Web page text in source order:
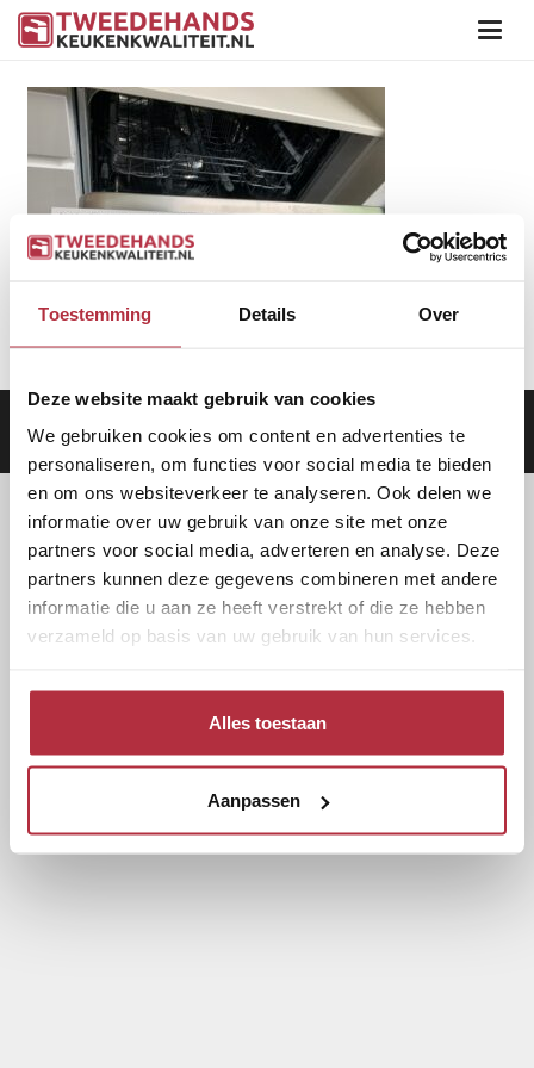
Toestemming Details Over
Deze website maakt gebruik van cookies
We gebruiken cookies om content en advertenties te
personaliseren, om functies voor social media te bieden
en om ons websiteverkeer te analyseren. Ook delen we
informatie over uw gebruik van onze site met onze
partners voor social media, adverteren en analyse. Deze
partners kunnen deze gegevens combineren met andere
informatie die u aan ze heeft verstrekt of die ze hebben
verzameld op basis van uw gebruik van hun services.
Alles toestaan
Aanpassen
Aanbod|Keukens|Levering|Garantie|Privacy Beleid